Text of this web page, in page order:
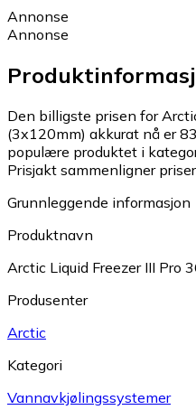
Annonse
Annonse
Den billigste prisen for
(3x120mm) akkurat nå er
populære produktet i
Prisjakt sammenligner
Grunnleggende informasjon
Produktnavn
Arctic Liquid Freezer III Pro
Produsenter
Arctic
Kategori
Vannavkjølingssystemer